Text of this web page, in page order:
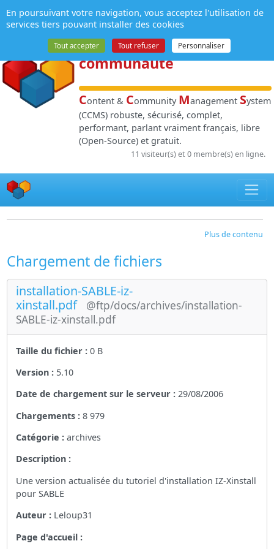
NPDS:Gestion de
contenuet de
communauté
Content & Community Management System
(CCMS) robuste, sécurisé, complet,
performant, parlant vraiment français, libre
(Open-Source) et gratuit.
11 visiteur(s) et 0 membre(s) en ligne.
Plus de contenu
Chargement de fichiers
installation-SABLE-iz-
xinstall.pdf
@ftp/docs/archives/installation-
SABLE-iz-xinstall.pdf
Taille du fichier :0 B
Version : 5.10
Date de chargement sur le serveur : 29/08/2006
Chargements : 8 979
Catégorie : archives
Description :
Une version actualisée du tutoriel d'installation IZ-Xinstall
pour SABLE
Auteur : Leloup31
Page d'accueil :
Panneau de gestion des cookies
En poursuivant votre navigation, vous acceptez l'utilisation de
services tiers pouvant installer des cookies
Tout accepter Tout refuser Personnaliser